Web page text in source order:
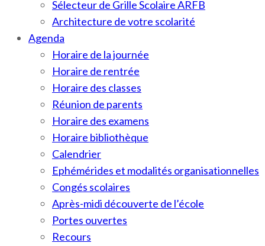
Sélecteur de Grille Scolaire ARFB
Architecture de votre scolarité
Agenda
Horaire de la journée
Horaire de rentrée
Horaire des classes
Réunion de parents
Horaire des examens
Horaire bibliothèque
Calendrier
Ephémérides et modalités organisationnelles
Congés scolaires
Après-midi découverte de l’école
Portes ouvertes
Recours